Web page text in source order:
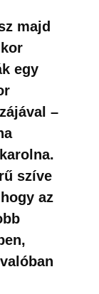
majd
egy
–
szíve
az